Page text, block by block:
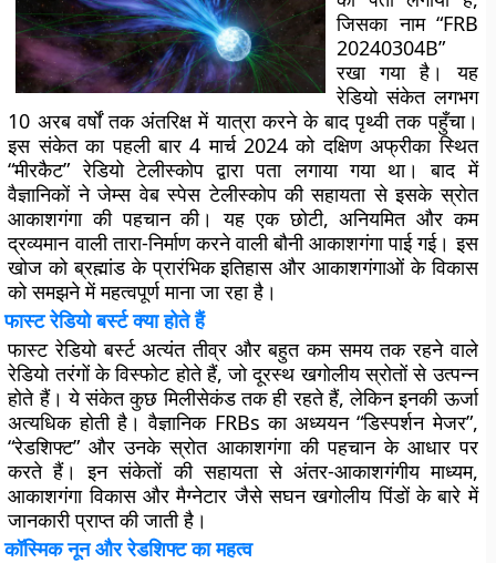
जिसका नाम “FRB
20240304B”
रखा गया है। यह
रेडियो संकेत लगभग
10 अरब वर्षों तक अंतरिक्ष में यात्रा करने के बाद पृथ्वी तक पहुँचा।
इस संकेत का पहली बार 4 मार्च 2024 को दक्षिण अफ्रीका स्थित
“मीरकैट” रेडियो टेलीस्कोप द्वारा पता लगाया गया था। बाद में
वैज्ञानिकों ने जेम्स वेब स्पेस टेलीस्कोप की सहायता से इसके स्रोत
आकाशगंगा की पहचान की। यह एक छोटी, अनियमित और कम
द्रव्यमान वाली तारा-निर्माण करने वाली बौनी आकाशगंगा पाई गई। इस
खोज को ब्रह्मांड के प्रारंभिक इतिहास और आकाशगंगाओं के विकास
को समझने में महत्वपूर्ण माना जा रहा है।
फास्ट रेडियो बर्स्ट क्या होते हैं
फास्ट रेडियो बर्स्ट अत्यंत तीव्र और बहुत कम समय तक रहने वाले
रेडियो तरंगों के विस्फोट होते हैं, जो दूरस्थ खगोलीय स्रोतों से उत्पन्न
होते हैं। ये संकेत कुछ मिलीसेकंड तक ही रहते हैं, लेकिन इनकी ऊर्जा
अत्यधिक होती है। वैज्ञानिक FRBs का अध्ययन “डिस्पर्शन मेजर”,
“रेडशिफ्ट” और उनके स्रोत आकाशगंगा की पहचान के आधार पर
करते हैं। इन संकेतों की सहायता से अंतर-आकाशगंगीय माध्यम,
आकाशगंगा विकास और मैग्नेटार जैसे सघन खगोलीय पिंडों के बारे में
जानकारी प्राप्त की जाती है।
कॉस्मिक नून और रेडशिफ्ट का महत्व